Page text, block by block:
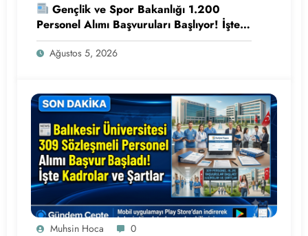
Gençlik ve Spor Bakanlığı 1.200
Personel Alımı Başvuruları Başlıyor! İşte
Şartlar ve Tarihler
Ağustos 5, 2026
Muhsin Hoca 0